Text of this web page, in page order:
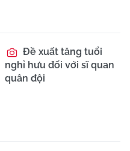
Đề xuất tăng tuổi
nghỉ hưu đối với sĩ quan
quân đội